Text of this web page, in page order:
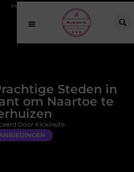
verandert in 2026
Steden in
om Naartoe te
Door Kickinsite